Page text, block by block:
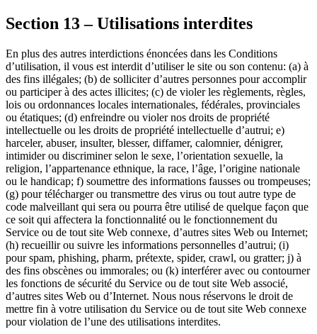
Section 13 – Utilisations interdites
En plus des autres interdictions énoncées dans les Conditions
d’utilisation, il vous est interdit d’utiliser le site ou son contenu: (a) à
des fins illégales; (b) de solliciter d’autres personnes pour accomplir
ou participer à des actes illicites; (c) de violer les règlements, règles,
lois ou ordonnances locales internationales, fédérales, provinciales
ou étatiques; (d) enfreindre ou violer nos droits de propriété
intellectuelle ou les droits de propriété intellectuelle d’autrui; e)
harceler, abuser, insulter, blesser, diffamer, calomnier, dénigrer,
intimider ou discriminer selon le sexe, l’orientation sexuelle, la
religion, l’appartenance ethnique, la race, l’âge, l’origine nationale
ou le handicap; f) soumettre des informations fausses ou trompeuses;
(g) pour télécharger ou transmettre des virus ou tout autre type de
code malveillant qui sera ou pourra être utilisé de quelque façon que
ce soit qui affectera la fonctionnalité ou le fonctionnement du
Service ou de tout site Web connexe, d’autres sites Web ou Internet;
(h) recueillir ou suivre les informations personnelles d’autrui; (i)
pour spam, phishing, pharm, prétexte, spider, crawl, ou gratter; j) à
des fins obscènes ou immorales; ou (k) interférer avec ou contourner
les fonctions de sécurité du Service ou de tout site Web associé,
d’autres sites Web ou d’Internet. Nous nous réservons le droit de
mettre fin à votre utilisation du Service ou de tout site Web connexe
pour violation de l’une des utilisations interdites.